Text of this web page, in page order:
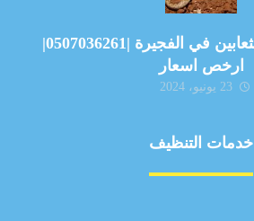
شركة مكافحة الثعابين في الفجيرة |0507036261|
ارخص اسعار
23 يونيو، 2024
خدمات التنظيف